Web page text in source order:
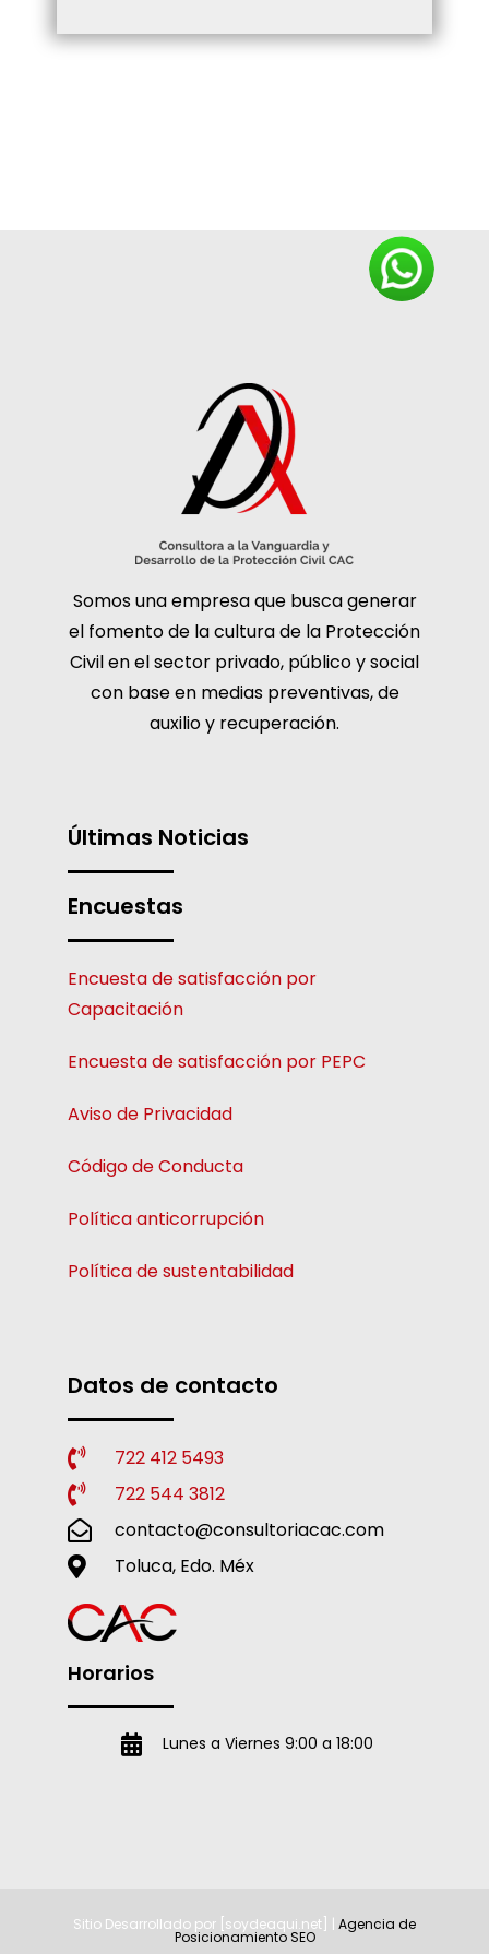
Somos una empresa que busca generar
el fomento de la cultura de la Protección
Civil en el sector privado, público y social
con base en medias preventivas, de
auxilio y recuperación.
Últimas Noticias
Encuestas
Encuesta de satisfacción por
Capacitación
Encuesta de satisfacción por PEPC
Aviso de Privacidad
Código de Conducta
Política anticorrupción
Política de sustentabilidad
Datos de contacto
722 412 5493
722 544 3812
contacto@consultoriacac.com
Toluca, Edo. Méx
Horarios
Lunes a Viernes 9:00 a 18:00
Sitio Desarrollado por [soydeaqui.net] | Agencia de
Posicionamiento SEO